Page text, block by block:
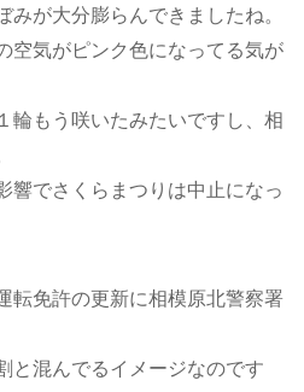
が大分膨らんできましたね。
空気がピンク色になってる気が
輪もう咲いたみたいですし、相
響でさくらまつりは中止になっ
転免許の更新に相模原北警察署
と混んでるイメージなのです